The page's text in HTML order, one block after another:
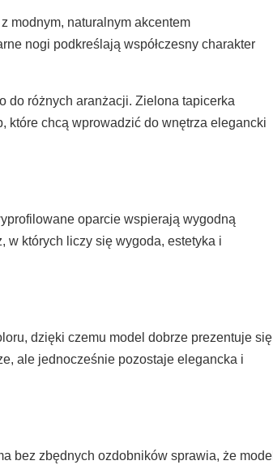
modnym, naturalnym akcentem
nogi podkreślają współczesny charakter
do różnych aranżacji. Zielona tapicerka
które chcą wprowadzić do wnętrza elegancki
oparcie wspierają wygodną
w których liczy się wygoda, estetyka i
dzięki czemu model dobrze prezentuje się
ale jednocześnie pozostaje elegancka i
bez zbędnych ozdobników sprawia, że model